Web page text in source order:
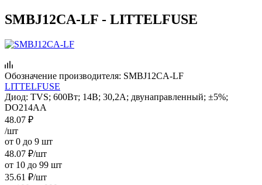
SMBJ12CA-LF - LITTELFUSE
Обозначение производителя: SMBJ12CA-LF
LITTELFUSE
Диод: TVS; 600Вт; 14В; 30,2А; двунаправленный; ±5%;
DO214AA
48.07 ₽
/шт
от 0 до 9 шт
48.07 ₽/шт
от 10 до 99 шт
35.61 ₽/шт